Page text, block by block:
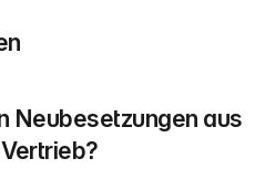
Neubesetzungen aus